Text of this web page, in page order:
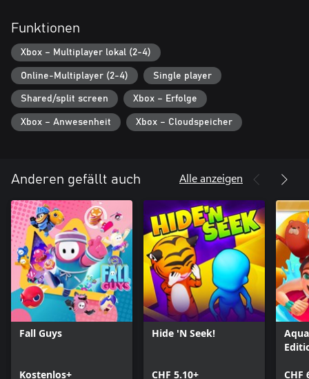
Bots
lokal zusammen spielst, aber manchmal ist das leider keine
Option. Bots bieten sich dann als Gegner an, sodass die Party
niemals endet, auch wenn deine Freunde keine Zeit haben! Bots
haben drei Schwierigkeitsgrade: einfach, normal und schwer.
Oder schalte sie einfach ganz aus!
Alberne Hüte!
Rakete um oder begeistere im Hot-Dog-Kostüm. Oder steck
deinen Kopf in ein Brot. Uns ist alles recht!
Funktionen
Xbox – Multiplayer lokal (2-4)
Online-Multiplayer (2-4) Single player
Shared/split screen Xbox – Erfolge
Xbox – Anwesenheit Xbox – Cloudspeicher
Anderen gefällt auch Alle anzeigen
Fall Guys
Kostenlos+
Hide 'N Seek!
CHF 5.10+ CHF